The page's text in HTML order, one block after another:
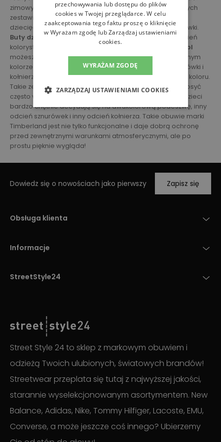
zimowych butów Timberland może występować w różnych
zestawieniach kolorystycznych. W markowych butach
dziecięcych Timberland zmienia się nie tylko kolor cholewki.
Buty dziecięce Timberlandmają wiele różnych zestawień
kolorystycznych. Przykładowo, na stronie
streetstyle24.pl
możesz znaleźć Timberlandy w całości wykonane w jednym
kolorze - czyli cholewka, dwie warstwy podeszwy, sznurówki i
kołnierz obuwia wykonany jest np. z jednolicie czarnego koloru.
Takie zestawienie robi naprawdę duże wrażenie i jest dosyć
często wybierane przez starsze dzieci. Z kolei młodsze dzieci
bardzo chętnie decydują się na dwukolorową podeszwę, inny
odcień sznurówek i inny odcień kołnierza. Takie obuwie marki
Timberland jest nie tylko funkcjonalne i daje dobrą ochronę
przed zewnętrznymi warunkami atmosferycznymi, ale po
prostu pięknie wygląda!
Dowiedz się o nowościach jako pierwszy Zapisz się
Obsługa klienta
Informacje
StreetStyle24
Street Style 24 to sklep z markowym obuwiem i
odzieżą Twoich ulubionych, światowych brandów!
Streetwear przeplata się tutaj z najwyższej jakości,
starannie wyselekcjonowanym asortymentem. New
Balance, Adidas, Nike, Tommy Hilfiger, Lacoste, EMU,
Converse, a może jeszcze coś innego? Ubierzemy
przechowywania lub dostępu do plików
cookies w Twojej przeglądarce. W celu
zaakceptowania tego faktu proszę o kliknięcie
w Wyrażam zgodę lub Zarządzaj ustawieniami
cookies.
WYRAŻAM ZGODĘ
ZARZĄDZAJ USTAWIENIAMI COOKIES